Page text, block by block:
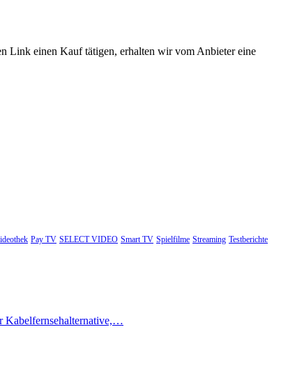
Link einen Kauf tätigen, erhalten wir vom Anbieter eine
Pay TV SELECT VIDEO Smart TV Spielfilme Streaming Testberichte
Kabelfernsehalternative,…